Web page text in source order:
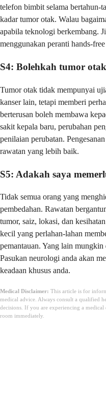
telefon bimbit selama bertahun-
kadar tumor otak. Walau
apabila teknologi berkembang.
menggunakan peranti hands-
S4: Bolehkah tumor
Tumor otak tidak mempunyai
kanser lain, tetapi memberi
berterusan boleh membawa
sakit kepala baru, perubahan
penilaian perubatan.
rawatan yang lebih baik.
S5: Adakah saya
Tidak semua orang yang
pembedahan. Rawatan
tumor, saiz, lokasi, dan
kecil yang perlahan-lahan
pemantauan. Yang lain
Pasukan neurologi anda akan
keadaan khusus anda.
Medical Disclaimer: This article is for
medical advice. Always consult a qualified
decisions. If you are experiencing a
room immediately.